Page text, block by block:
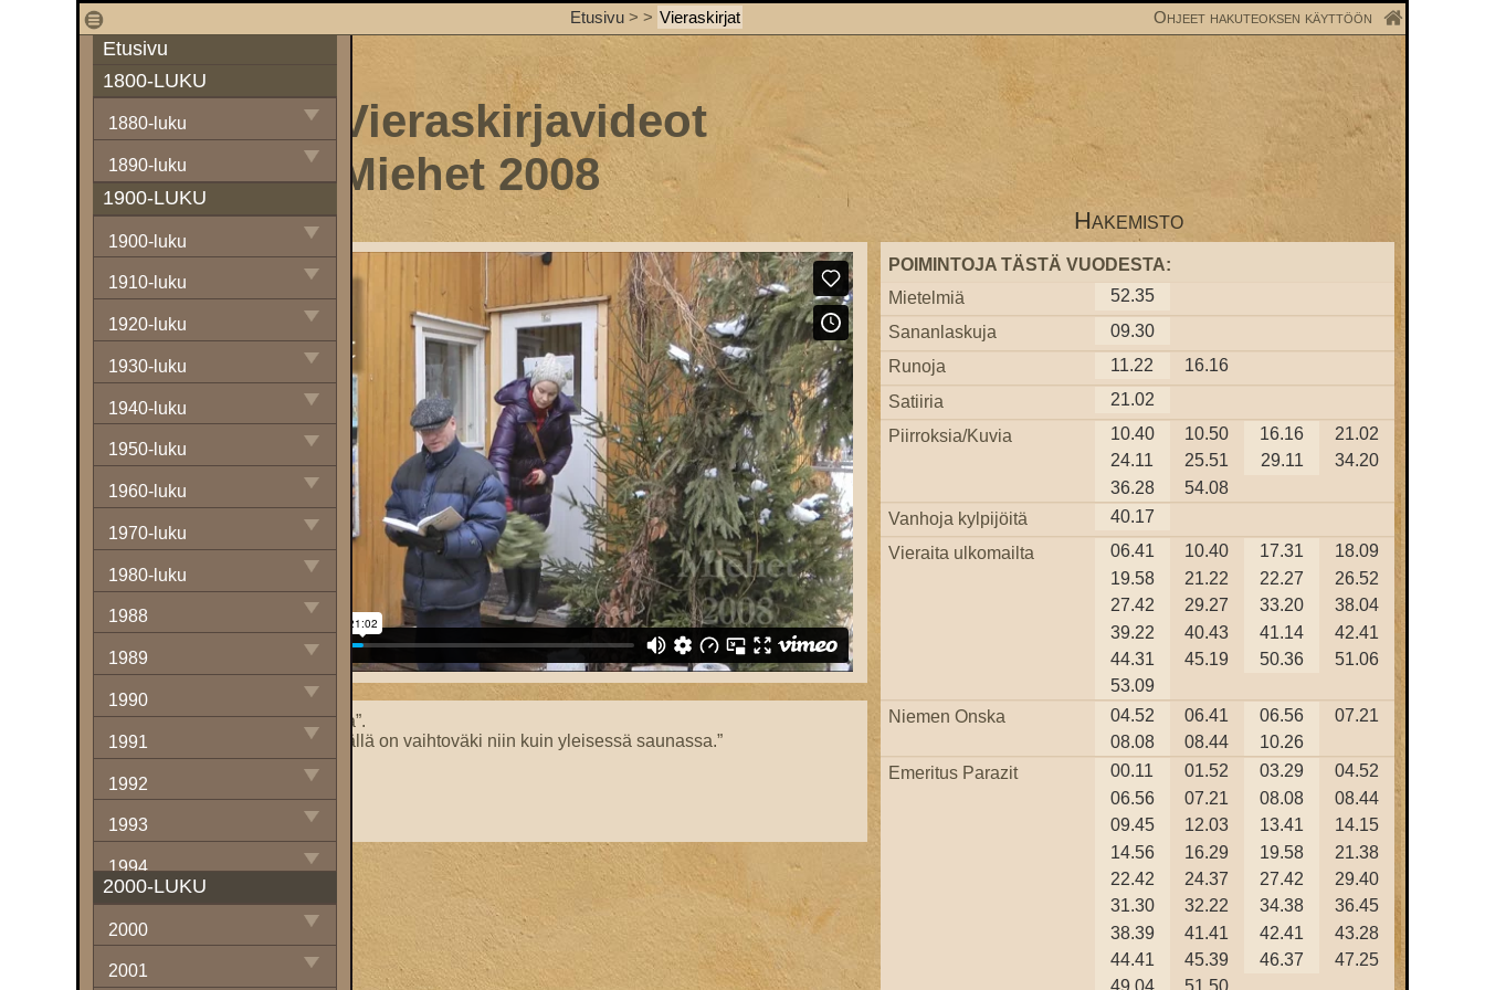
1 Etusivu>> Vieraskirjat Ohjeet hakuteoksen käyttöön
Etusivu
1800-LUKU
1880-luku
1890-luku
1900-LUKU
1900-luku
1910-luku
1920-luku
1930-luku
1940-luku
1950-luku
1960-luku
1970-luku
1980-luku
1988
1989
1990
1991
1992
1993
1994
1995
1996
2000-LUKU
2000
2001
Vieraskirjavideot
Miehet 2008
Hakemisto
”Punkkarit” vastaan ”keskiluokka”.
Onni Niemen muistosauna: ”Täällä on vaihtoväki niin kuin yleisessä saunassa.”
Kuppikunta- vai turistisauna?
Italialaisia vieraita.
Rötöshinnat kuriin!
Uudet taksat ja löylyt kaivelevat.
POIMINTOJA TÄSTÄ VUODESTA:
Mietelmiä
52.35
Sananlaskuja
09.30
Runoja
11.22
16.16
Satiiria
21.02
Piirroksia/Kuvia
10.40 10.50 16.16
21.02
24.11
25.51 29.11
34.20
36.28
54.08
Vanhoja kylpijöitä
40.17
Vieraita ulkomailta
06.41 10.40 17.31
18.09
19.58
21.22 22.27
26.52
27.42
29.27 33.20
38.04
39.22
40.43 41.14
42.41
44.31
45.19 50.36
51.06
53.09
Niemen Onska
04.52 06.41 06.56
07.21
08.08
08.44
10.26
Emeritus Parazit
00.11 01.52 03.29
04.52
06.56
07.21 08.08
08.44
09.45
12.03 13.41
14.15
14.56
16.29 19.58
21.38
22.42
24.37 27.42
29.40
31.30
32.22 34.38
36.45
38.39
41.41 42.41
43.28
44.41
45.39 46.37
47.25